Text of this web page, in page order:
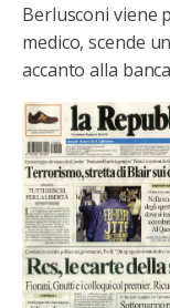
Berlusconi viene
medico, scende
accanto alla